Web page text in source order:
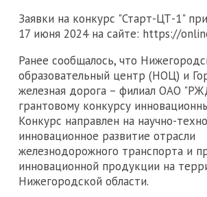
Заявки на конкурс "Старт-ЦТ-1"
17 июня 2024 на сайте: https://
Ранее сообщалось, что
образовательный центр (НОЦ) и
железная дорога – филиал ОАО
грантовому конкурсу
Конкурс направлен на научно-
инновационное развитие отрасли
железнодорожного транспорта и
инновационной продукции на
Нижегородской области.